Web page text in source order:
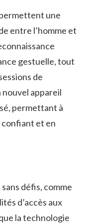
une
entre l’homme et
gestuelle, tout
de
appareil
permettant à
et en
défis, comme
d’accès aux
la technologie